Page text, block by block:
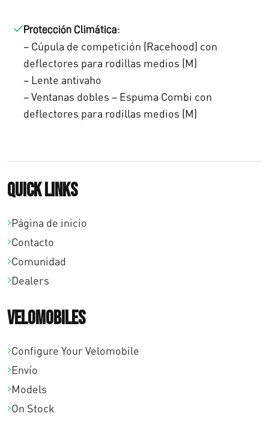
Protección Climática:
– Cúpula de competición (Racehood) con
deflectores para rodillas medios (M)
– Lente antivaho
– Ventanas dobles – Espuma Combi con
deflectores para rodillas medios (M)
Quick links
Página de inicio
Contacto
Comunidad
Dealers
Velomobiles
Configure Your Velomobile
Envío
Models
On Stock